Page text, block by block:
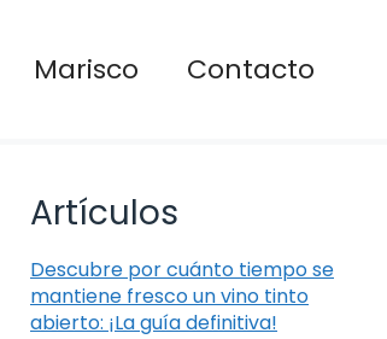
Marisco Contacto
Artículos
Descubre por cuánto tiempo se
mantiene fresco un vino tinto
abierto: ¡La guía definitiva!